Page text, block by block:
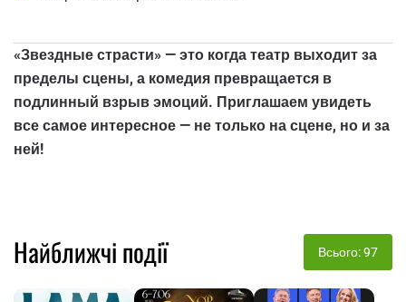
«Звездные страсти» — это когда театр выходит за
пределы сцены, а комедия превращается в
подлинный взрыв эмоций. Приглашаем увидеть
все самое интересное — не только на сцене, но и за
ней!
Найближчі події Всього: 97